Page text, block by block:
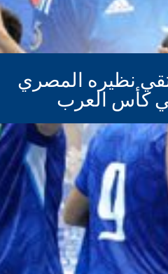
نظيره المصري
كأس العرب